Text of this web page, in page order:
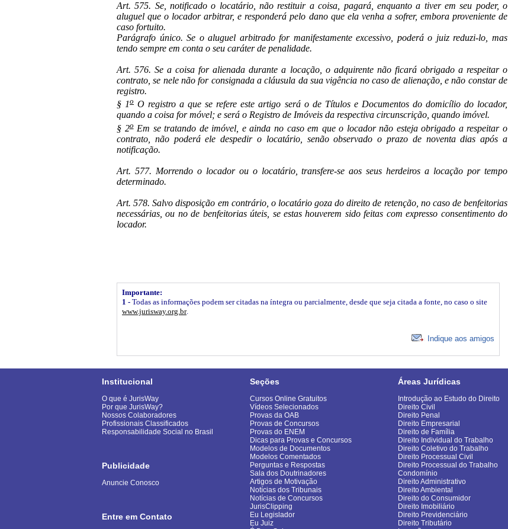
Art. 575. Se, notificado o locatário, não restituir a coisa, pagará, enquanto a tiver em seu poder, o
aluguel que o locador arbitrar, e responderá pelo dano que ela venha a sofrer, embora proveniente de
caso fortuito.
Parágrafo único. Se o aluguel arbitrado for manifestamente excessivo, poderá o juiz reduzi-lo, mas
tendo sempre em conta o seu caráter de penalidade.
Art. 576. Se a coisa for alienada durante a locação, o adquirente não ficará obrigado a respeitar o
contrato, se nele não for consignada a cláusula da sua vigência no caso de alienação, e não constar de
registro.
§ 1o O registro a que se refere este artigo será o de Títulos e Documentos do domicílio do locador,
quando a coisa for móvel; e será o Registro de Imóveis da respectiva circunscrição, quando imóvel.
§ 2oEm se tratando de imóvel, e ainda no caso em que o locador não esteja obrigado a respeitar o
contrato, não poderá ele despedir o locatário, senão observado o prazo de noventa dias após a
notificação.
Art. 577. Morrendo o locador ou o locatário, transfere-se aos seus herdeiros a locação por tempo
determinado.
Art. 578. Salvo disposição em contrário, o locatário goza do direito de retenção, no caso de benfeitorias
necessárias, ou no de benfeitorias úteis, se estas houverem sido feitas com expresso consentimento do
locador.
Importante:
1 - Todas as informações podem ser citadas na íntegra ou parcialmente, desde que seja citada a fonte, no caso o site
www.jurisway.org.br.
Indique aos amigos
Institucional
O que é JurisWay
Por que JurisWay?
Nossos Colaboradores
Profissionais Classificados
Responsabilidade Social no Brasil
Publicidade
Anuncie Conosco
Entre em Contato
Seções
Cursos Online Gratuitos
Vídeos Selecionados
Provas da OAB
Provas de Concursos
Provas do ENEM
Dicas para Provas e Concursos
Modelos de Documentos
Modelos Comentados
Perguntas e Respostas
Sala dos Doutrinadores
Artigos de Motivação
Notícias dos Tribunais
Notícias de Concursos
JurisClipping
Eu Legislador
Eu Juiz
Áreas Jurídicas
Introdução ao Estudo do Direito
Direito Civil
Direito Penal
Direito Empresarial
Direito de Família
Direito Individual do Trabalho
Direito Coletivo do Trabalho
Direito Processual Civil
Direito Processual do Trabalho
Condomínio
Direito Administrativo
Direito Ambiental
Direito do Consumidor
Direito Imobiliário
Direito Previdenciário
Direito Tributário